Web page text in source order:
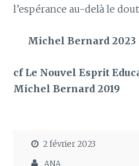
l’espérance au-delà le
Michel Bernard 2023
cf Le Nouvel Esprit
Michel Bernard 2019
2 février 2023
ANA